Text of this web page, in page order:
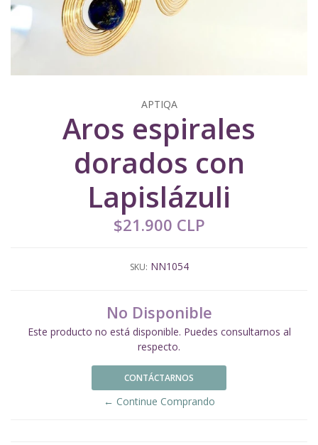
APTIQA
Aros espirales
dorados con
Lapislázuli
$21.900 CLP
SKU: NN1054
No Disponible
Este producto no está disponible. Puedes consultarnos al
respecto.
CONTÁCTARNOS
← Continue Comprando